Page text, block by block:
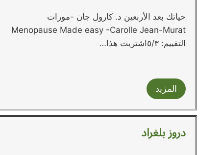
حياتك بعد الأربعين د. كارول جان -مورات
Menopause Made easy -Carolle Jean-Murat
التقييم: ٥/٣اشتريت هذا…
المزيد
دروز بلغراد